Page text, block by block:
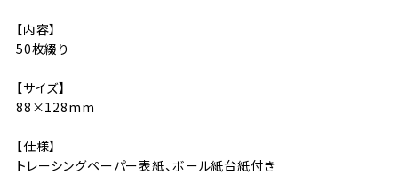
【内容】
50枚綴り
【サイズ】
88×128mm
【仕様】
トレーシングペーパー表紙、ボール紙台紙付き